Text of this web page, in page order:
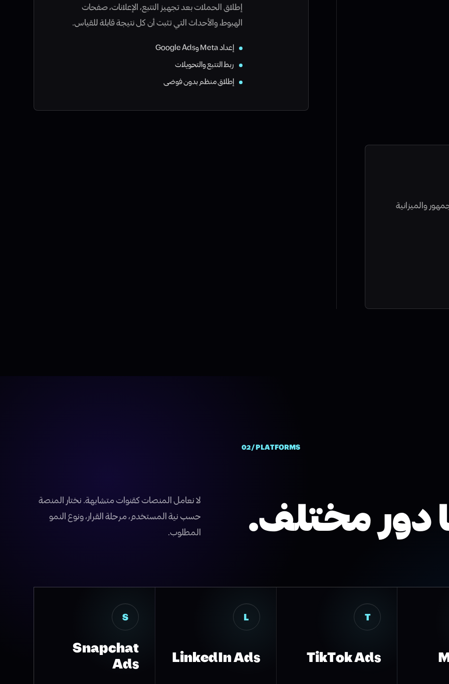
إطلاق الحملات بعد تجهيز التتبع، الإعلانات، صفحات
الهبوط، والأحداث التي تثبت أن كل نتيجة قابلة للقياس.
إعداد Meta وGoogle Ads
ربط التتبع والتحويلات
إطلاق منظم بدون فوضى
والميزانية
02 / PLATFORMS
دور مختلف.
لا نعامل المنصات كقنوات متشابهة. نختار المنصة
حسب نية المستخدم، مرحلة القرار، ونوع النمو
المطلوب.
T
TikTok Ads
L
LinkedIn Ads
S
Snapchat
Ads